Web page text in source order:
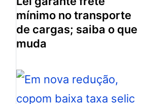
mínimo no transporte
de cargas; saiba o que
muda